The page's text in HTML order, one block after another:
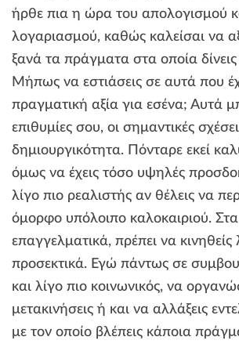
ήρθε πια η ώρα του απολογισμού
λογαριασμού, καθώς καλείσαι να
ξανά τα πράγματα στα οποία
Μήπως να εστιάσεις σε αυτά που
πραγματική αξία για εσένα; Αυτά
επιθυμίες σου, οι σημαντικές
δημιουργικότητα. Πόνταρε εκεί
όμως να έχεις τόσο υψηλές
λίγο πιο ρεαλιστής αν θέλεις να
όμορφο υπόλοιπο καλοκαιριού. Στα
επαγγελματικά, πρέπει να κινηθείς
προσεκτικά. Εγώ πάντως σε
και λίγο πιο κοινωνικός, να
μετακινήσεις ή και να αλλάξεις
με τον οποίο βλέπεις κάποια